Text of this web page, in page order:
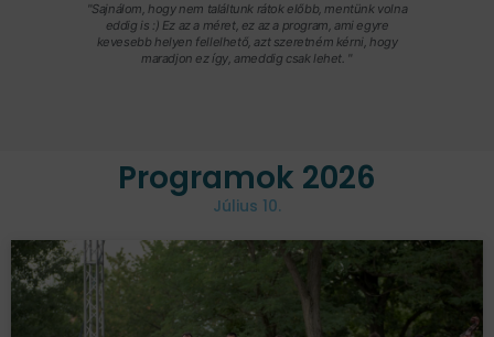
"Sajnálom, hogy nem találtunk rátok előbb, mentünk volna
eddig is :) Ez az a méret, ez az a program, ami egyre
kevesebb helyen fellelhető, azt szeretném kérni, hogy
maradjon ez így, ameddig csak lehet. "
Programok 2026
Július 10.